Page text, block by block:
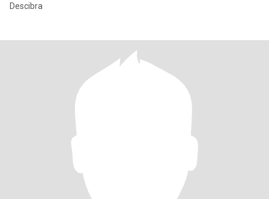
Descibra